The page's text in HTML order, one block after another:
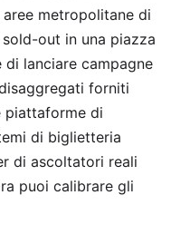
metropolitane di
out in una piazza
di lanciare campagne
forniti
piattaforme di
di biglietteria
di ascoltatori reali
puoi calibrare gli